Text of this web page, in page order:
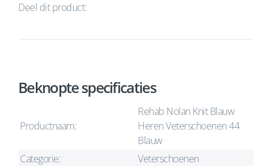
Deel dit product:
Beknopte specificaties
Productnaam:
Rehab Nolan Knit Blauw
Heren Veterschoenen 44
Blauw
Categorie:
Veterschoenen